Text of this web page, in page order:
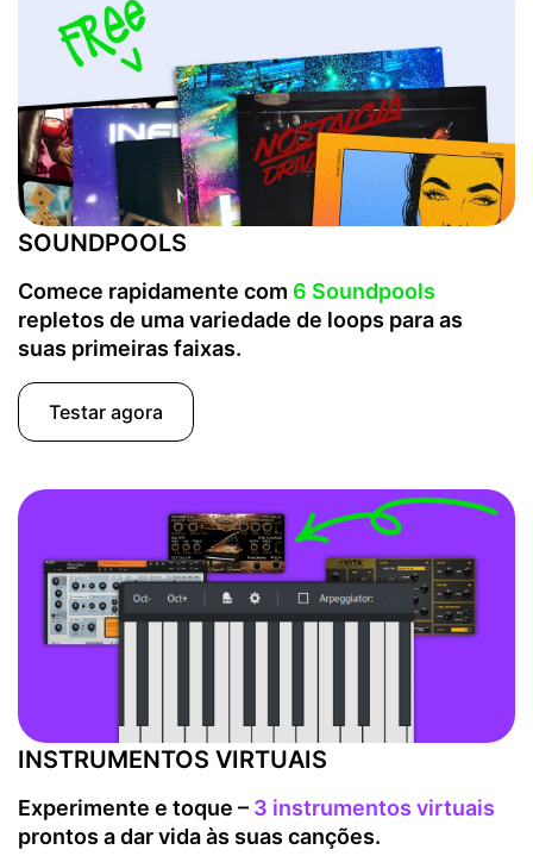
SOUNDPOOLS
Comece rapidamente com 6 Soundpools
repletos de uma variedade de loops para as
suas primeiras faixas.
Testar agora
INSTRUMENTOS VIRTUAIS
Experimente e toque – 3 instrumentos virtuais
prontos a dar vida às suas canções.